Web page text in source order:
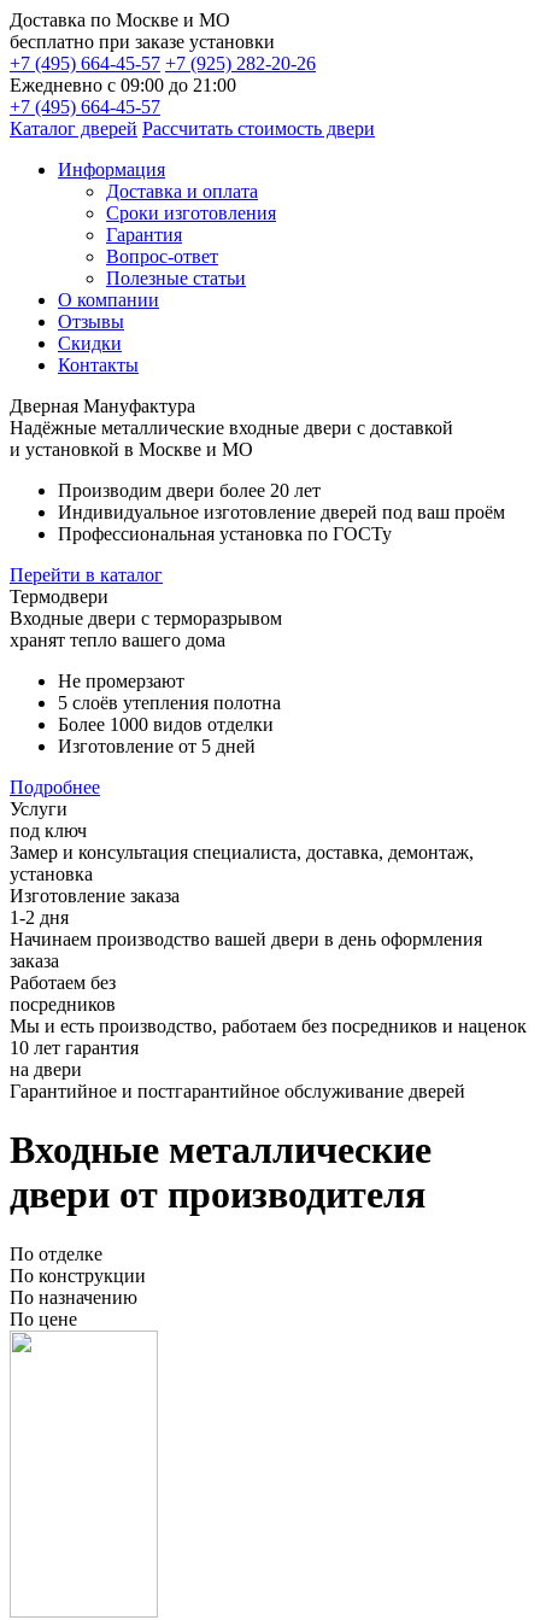
Доставка по Москве и МО
бесплатно при заказе установки
+7 (495) 664-45-57 +7 (925) 282-20-26
Ежедневно с 09:00 до 21:00
+7 (495) 664-45-57
Каталог дверей Рассчитать стоимость двери
Информация
Доставка и оплата
Сроки изготовления
Гарантия
Вопрос-ответ
Полезные статьи
О компании
Отзывы
Скидки
Контакты
Дверная Мануфактура
Надёжные металлические входные двери с доставкой
и установкой в Москве и МО
Производим двери более 20 лет
Индивидуальное изготовление дверей под ваш проём
Профессиональная установка по ГОСТу
Перейти в каталог
Термодвери
Входные двери с терморазрывом
хранят тепло вашего дома
Не промерзают
5 слоёв утепления полотна
Более 1000 видов отделки
Изготовление от 5 дней
Подробнее
Услуги
под ключ
Замер и консультация специалиста, доставка, демонтаж,
установка
Изготовление заказа
1-2 дня
Начинаем производство вашей двери в день оформления
заказа
Работаем без
посредников
Мы и есть производство, работаем без посредников и наценок
10 лет гарантия
на двери
Гарантийное и постгарантийное обслуживание дверей
Входные металлические
двери от производителя
По отделке
По конструкции
По назначению
По цене